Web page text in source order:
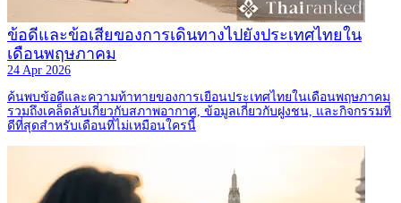
ข้อดีและข้อเสียของการเดินทางไปยังประเทศไทยใน
เดือนพฤษภาคม
24 Apr 2026
ค้นพบข้อดีและความท้าทายของการเยือนประเทศไทยในเดือนพฤษภาคม
รวมถึงเคล็ดลับเกี่ยวกับสภาพอากาศ, ข้อมูลเกี่ยวกับฝูงชน, และกิจกรรมที่
ดีที่สุดสำหรับเดือนที่ไม่เหมือนใครนี้